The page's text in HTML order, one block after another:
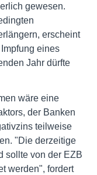
gewesen.
erscheint
eines
Jahr dürfte
wäre eine
der Banken
teilweise
"Die derzeitige
sollte von der EZB
werden", fordert